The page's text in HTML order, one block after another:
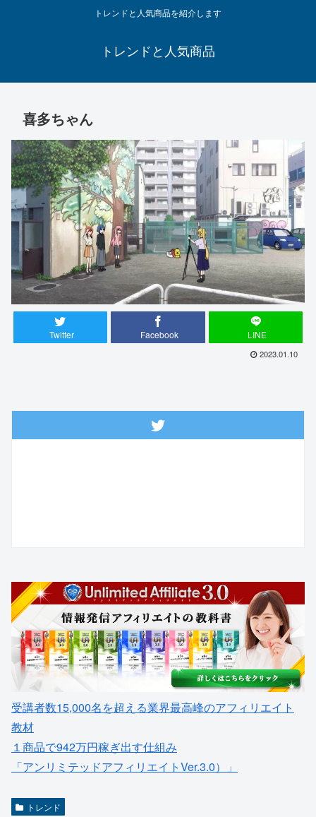
トレンドと人気商品を紹介します
トレンドと人気商品
喜多ちゃん
Twitter Facebook LINE
2023.01.10
受講者数15,000名を超える業界最高峰のアフィリエイト
教材
１商品で942万円稼ぎ出す仕組み
「アンリミテッドアフィリエイトVer.3.0）」
トレンド